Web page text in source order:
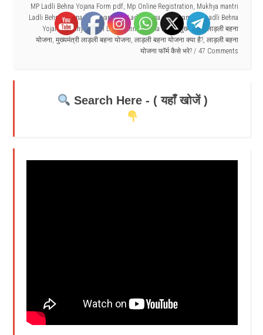
MP Ladli Behna Yojana Form pdf, Mp Online Registration, Mukhya mantri
Ladli Behna Yojana, Mukhyamantri Ladli Behna,Mukhyamantri Ladli Behna
Yojana,Mukhyamantri Ladli Behna Yojana Form, मुख्य मंत्री लाड़ली बहना
योजना, मुख्यमंत्री लाड़ली बहना योजना, लाड़ली बहना योजना क्या है?, लाड़ली बहना
योजना फॉर्म कैसे भरे?
47 Comments
Search Here - ( यहाँ खोजें )